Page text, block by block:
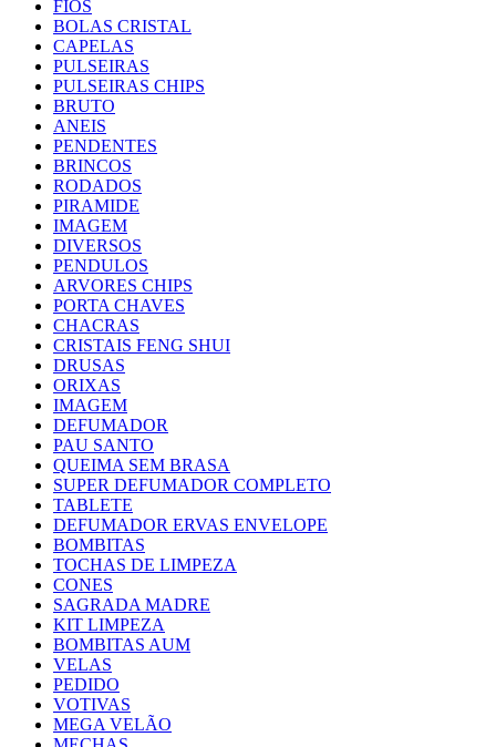
FIOS
BOLAS CRISTAL
CAPELAS
PULSEIRAS
PULSEIRAS CHIPS
BRUTO
ANEIS
PENDENTES
BRINCOS
RODADOS
PIRAMIDE
IMAGEM
DIVERSOS
PENDULOS
ARVORES CHIPS
PORTA CHAVES
CHACRAS
CRISTAIS FENG SHUI
DRUSAS
ORIXAS
IMAGEM
DEFUMADOR
PAU SANTO
QUEIMA SEM BRASA
SUPER DEFUMADOR COMPLETO
TABLETE
DEFUMADOR ERVAS ENVELOPE
BOMBITAS
TOCHAS DE LIMPEZA
CONES
SAGRADA MADRE
KIT LIMPEZA
BOMBITAS AUM
VELAS
PEDIDO
VOTIVAS
MEGA VELÃO